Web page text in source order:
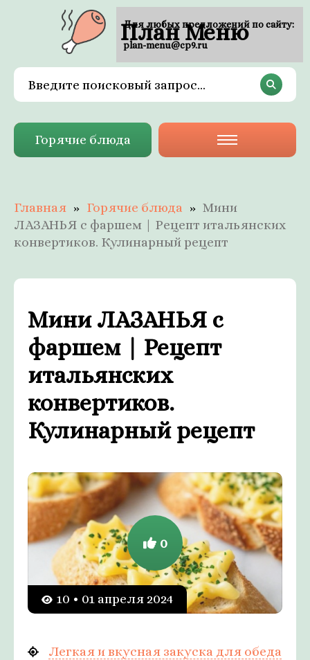
План Меню
Горячие блюда
Главная Горячие блюда
Мини
ЛАЗАНЬЯ с фаршем | Рецепт итальянских
конвертиков. Кулинарный рецепт
Мини ЛАЗАНЬЯ с
фаршем | Рецепт
итальянских
конвертиков.
Кулинарный рецепт
10 • 01 апреля 2024
0
Легкая и вкусная закуска для обеда
Для любых предложений по сайту:
plan-menu@cp9.ru